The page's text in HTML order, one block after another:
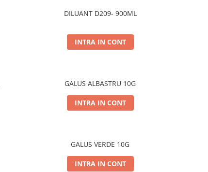
DILUANT D209- 900ML
INTRA IN CONT
GALUS ALBASTRU 10G
INTRA IN CONT
GALUS VERDE 10G
INTRA IN CONT